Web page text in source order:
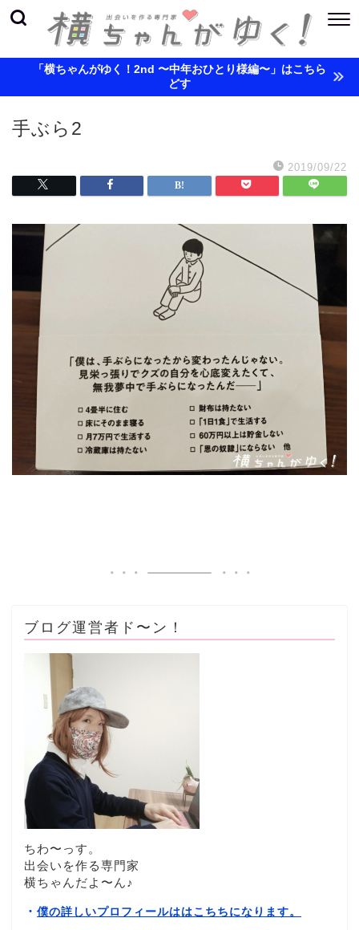
「横ちゃんがゆく！2nd 〜中年おひとり様編〜」はこちら
どす
手ぶら2
2019/09/22
ブログ運営者ド〜ン！
ちわ〜っす。
出会いを作る専門家
横ちゃんだよ〜ん♪
・ 僕の詳しいプロフィールははこちちになります。